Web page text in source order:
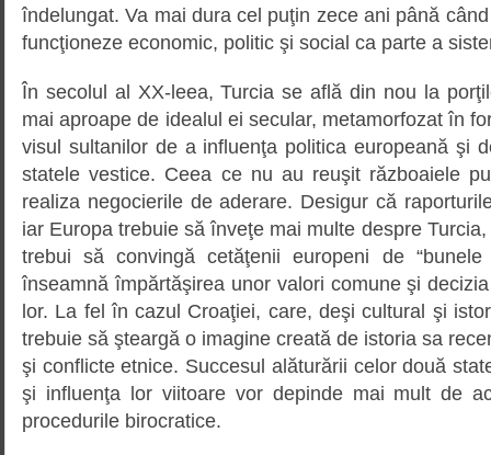
îndelungat. Va mai dura cel puţin zece ani până
funcţioneze economic, politic şi social ca parte a
În secolul al XX-leea, Turcia se află din nou la
mai aproape de idealul ei secular, metamorfozat în
visul sultanilor de a influenţa politica europeană şi
statele vestice. Ceea ce nu au reuşit războaiele
realiza negocierile de aderare. Desigur că
iar Europa trebuie să înveţe mai multe despre
trebui să convingă cetăţenii europeni de
înseamnă împărtăşirea unor valori comune şi
lor. La fel în cazul Croaţiei, care, deşi cultural şi
trebuie să şteargă o imagine creată de istoria sa
şi conflicte etnice. Succesul alăturării celor două
şi influenţa lor viitoare vor depinde mai mult de
procedurile birocratice.